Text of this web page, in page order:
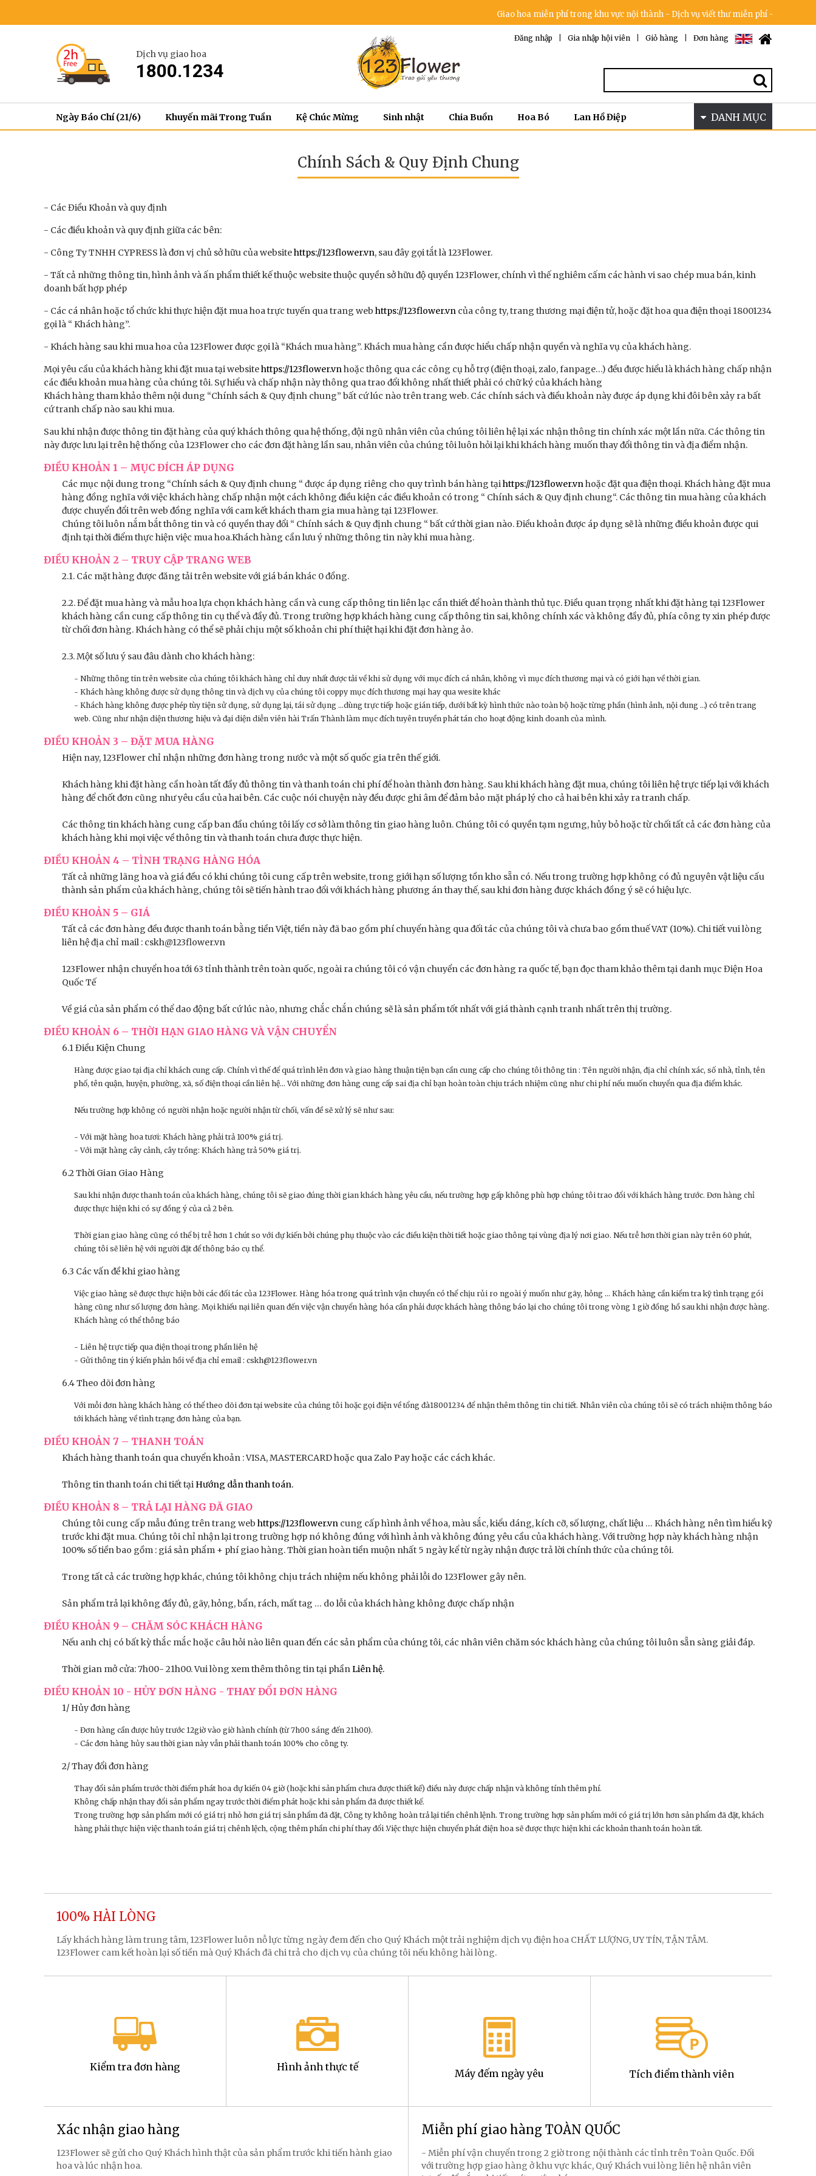
Giao hoa miễn phí trong khu vực nội thành - Dịch vụ viết thư miễn phí - Cam kết không
Dịch vụ giao hoa
1800.1234
Đơn hàng
Giỏ hàng
Gia nhập hội viên
Đăng nhập
Ngày Báo Chí (21/6) Khuyến mãi Trong Tuần Kệ Chúc Mừng Sinh nhật Chia Buồn Hoa Bó Lan Hồ Điệp DANH MỤC
Chính Sách & Quy Định Chung
- Các Điều Khoản và quy định
- Các điều khoản và quy định giữa các bên:
- Công Ty TNHH CYPRESS là đơn vị chủ sở hữu của websitehttps://123flower.vn, sau đây gọi tắt là 123Flower.
- Tất cả những thông tin, hình ảnh và ấn phẩm thiết kế thuộc website thuộc quyền sở hữu độ quyền 123Flower, chính vì thế nghiêm cấm các hành vi sao chép mua bán, kinh
doanh bất hợp phép
- Các cá nhân hoặc tổ chức khi thực hiện đặt mua hoa trực tuyến qua trang web https://123flower.vn của công ty, trang thương mại điện tử, hoặc đặt hoa qua điện thoại 18001234
gọi là “ Khách hàng”.
- Khách hàng sau khi mua hoa của 123Flower được gọi là “Khách mua hàng”. Khách mua hàng cần được hiểu chấp nhận quyền và nghĩa vụ của khách hàng.
Mọi yêu cầu của khách hàng khi đặt mua tại websitehttps://123flower.vnhoặc thông qua các công cụ hỗ trợ (điện thoại, zalo, fanpage…) đều được hiểu là khách hàng chấp nhận
các điều khoản mua hàng của chúng tôi. Sự hiểu và chấp nhận này thông qua trao đổi không nhất thiết phải có chữ ký của khách hàng
Khách hàng tham khảo thêm nội dung “Chính sách & Quy định chung” bất cứ lúc nào trên trang web. Các chính sách và điều khoản này được áp dụng khi đôi bên xảy ra bất
cứ tranh chấp nào sau khi mua.
Sau khi nhận được thông tin đặt hàng của quý khách thông qua hệ thống, đội ngũ nhân viên của chúng tôi liên hệ lại xác nhận thông tin chính xác một lần nữa. Các thông tin
này được lưu lại trên hệ thống của 123Flower cho các đơn đặt hàng lần sau, nhân viên của chúng tôi luôn hỏi lại khi khách hàng muốn thay đổi thông tin và địa điểm nhận.
ĐIỀU KHOẢN 1 – MỤC ĐÍCH ÁP DỤNG
Các mục nội dung trong “Chính sách & Quy định chung “ được áp dụng riêng cho quy trình bán hàng tạihttps://123flower.vnhoặc đặt qua điện thoại. Khách hàng đặt mua
hàng đồng nghĩa với việc khách hàng chấp nhận một cách không điều kiện các điều khoản có trong “ Chính sách & Quy định chung“. Các thông tin mua hàng của khách
được chuyển đổi trên web đồng nghĩa với cam kết khách tham gia mua hàng tại 123Flower.
Chúng tôi luôn nắm bắt thông tin và có quyền thay đổi “ Chính sách & Quy định chung “ bất cứ thời gian nào. Điều khoản được áp dụng sẽ là những điều khoản được qui
định tại thời điểm thực hiện việc mua hoa.Khách hàng cần lưu ý những thông tin này khi mua hàng.
ĐIỀU KHOẢN 2 – TRUY CẬP TRANG WEB
2.1. Các mặt hàng được đăng tải trên website với giá bán khác 0 đồng.
2.2. Để đặt mua hàng và mẫu hoa lựa chọn khách hàng cần và cung cấp thông tin liên lạc cần thiết để hoàn thành thủ tục. Điều quan trọng nhất khi đặt hàng tại 123Flower
khách hàng cần cung cấp thông tin cụ thể và đầy đủ. Trong trường hợp khách hàng cung cấp thông tin sai, không chính xác và không đầy đủ, phía công ty xin phép được
từ chối đơn hàng. Khách hàng có thể sẽ phải chịu một số khoản chi phí thiệt hại khi đặt đơn hàng ảo.
2.3. Một số lưu ý sau đâu dành cho khách hàng:
- Những thông tin trên website của chúng tôi khách hàng chỉ duy nhất được tải về khi sử dụng với mục đích cá nhân, không vì mục đích thương mại và có giới hạn về thời gian.
- Khách hàng không được sử dụng thông tin và dịch vụ của chúng tôi coppy mục đích thương mại hay qua wesite khác
- Khách hàng không được phép tùy tiện sử dụng, sử dụng lại, tái sử dụng …dùng trực tiếp hoặc gián tiếp, dưới bất kỳ hình thức nào toàn bộ hoặc từng phần (hình ảnh, nội dung …) có trên trang
web. Cũng như nhận diện thương hiệu và đại diện diễn viên hài Trấn Thành làm mục đích tuyên truyền phát tán cho hoạt động kinh doanh của mình.
ĐIỀU KHOẢN 3 – ĐẶT MUA HÀNG
Hiện nay, 123Flower chỉ nhận những đơn hàng trong nước và một số quốc gia trên thế giới.
Khách hàng khi đặt hàng cần hoàn tất đầy đủ thông tin và thanh toán chi phí để hoàn thành đơn hàng. Sau khi khách hàng đặt mua, chúng tôi liên hệ trực tiếp lại với khách
hàng để chốt đơn cũng như yêu cầu của hai bên. Các cuộc nói chuyện này đều được ghi âm để đảm bảo mặt pháp lý cho cả hai bên khi xảy ra tranh chấp.
Các thông tin khách hàng cung cấp ban đầu chúng tôi lấy cơ sở làm thông tin giao hàng luôn. Chúng tôi có quyền tạm ngưng, hủy bỏ hoặc từ chối tất cả các đơn hàng của
khách hàng khi mọi việc về thông tin và thanh toán chưa được thực hiện.
ĐIỀU KHOẢN 4 – TÌNH TRẠNG HÀNG HÓA
Tất cả những lãng hoa và giá đều có khi chúng tôi cung cấp trên website, trong giới hạn số lượng tồn kho sẵn có. Nếu trong trường hợp không có đủ nguyên vật liệu cấu
thành sản phẩm của khách hàng, chúng tôi sẽ tiến hành trao đổi với khách hàng phương án thay thế, sau khi đơn hàng được khách đồng ý sẽ có hiệu lực.
ĐIỀU KHOẢN 5 – GIÁ
Tất cả các đơn hàng đều được thanh toán bằng tiền Việt, tiền này đã bao gồm phí chuyển hàng qua đối tác của chúng tôi và chưa bao gồm thuế VAT (10%). Chi tiết vui lòng
liên hệ địa chỉ mail : cskh@123flower.vn
123Flower nhận chuyển hoa tới 63 tỉnh thành trên toàn quốc, ngoài ra chúng tôi có vận chuyển các đơn hàng ra quốc tế, bạn đọc tham khảo thêm tại danh mục Điện Hoa
Quốc Tế
Về giá của sản phẩm có thể dao động bất cứ lúc nào, nhưng chắc chắn chúng sẽ là sản phẩm tốt nhất với giá thành cạnh tranh nhất trên thị trường.
ĐIỀU KHOẢN 6 – THỜI HẠN GIAO HÀNG VÀ VẬN CHUYỂN
6.1 Điều Kiện Chung
Hàng được giao tại địa chỉ khách cung cấp. Chính vì thế để quá trình lên đơn và giao hàng thuận tiện bạn cần cung cấp cho chúng tôi thông tin : Tên người nhận, địa chỉ chính xác, số nhà, tỉnh, tên
phố, tên quận, huyện, phường, xã, số điện thoại cần liên hệ… Với những đơn hàng cung cấp sai địa chỉ bạn hoàn toàn chịu trách nhiệm cũng như chi phí nếu muốn chuyển qua địa điểm khác.
Nếu trường hợp không có người nhận hoặc người nhận từ chối, vấn đề sẽ xử lý sẽ như sau:
- Với mặt hàng hoa tươi: Khách hàng phải trả 100% giá trị.
- Với mặt hàng cây cảnh, cây trồng: Khách hàng trả 50% giá trị.
6.2 Thời Gian Giao Hàng
Sau khi nhận được thanh toán của khách hàng, chúng tôi sẽ giao đúng thời gian khách hàng yêu cầu, nếu trường hợp gấp không phù hợp chúng tôi trao đổi với khách hàng trước. Đơn hàng chỉ
được thực hiện khi có sự đồng ý của cả 2 bên.
Thời gian giao hàng cũng có thể bị trễ hơn 1 chút so với dự kiến bởi chúng phụ thuộc vào các điều kiện thời tiết hoặc giao thông tại vùng địa lý nơi giao. Nếu trễ hơn thời gian này trên 60 phút,
chúng tôi sẽ liên hệ với người đặt để thông báo cụ thể.
6.3 Các vấn đề khi giao hàng
Việc giao hàng sẽ được thực hiện bởi các đối tác của 123Flower. Hàng hóa trong quá trình vận chuyển có thể chịu rủi ro ngoài ý muốn như gãy, hỏng … Khách hàng cần kiểm tra kỹ tình trạng gói
hàng cũng như số lượng đơn hàng. Mọi khiếu nại liên quan đến việc vận chuyển hàng hóa cần phải được khách hàng thông báo lại cho chúng tôi trong vòng 1 giờ đồng hồ sau khi nhận được hàng.
Khách hàng có thể thông báo
- Liên hệ trực tiếp qua điện thoại trong phần liên hệ
- Gửi thông tin ý kiến phản hồi về địa chỉ email : cskh@123flower.vn
6.4 Theo dõi đơn hàng
Với mỗi đơn hàng khách hàng có thể theo dõi đơn tại website của chúng tôi hoặc gọi điện về tổng đà18001234 để nhận thêm thông tin chi tiết. Nhân viên của chúng tôi sẽ có trách nhiệm thông báo
tới khách hàng về tình trạng đơn hàng của bạn.
ĐIỀU KHOẢN 7 – THANH TOÁN
Khách hàng thanh toán qua chuyển khoản : VISA, MASTERCARD hoặc qua Zalo Pay hoặc các cách khác.
Thông tin thanh toán chi tiết tại Hướng dẫn thanh toán.
ĐIỀU KHOẢN 8 – TRẢ LẠI HÀNG ĐÃ GIAO
Chúng tôi cung cấp mẫu đúng trên trang web https://123flower.vn cung cấp hình ảnh về hoa, màu sắc, kiểu dáng, kích cỡ, số lượng, chất liệu … Khách hàng nên tìm hiểu kỹ
trước khi đặt mua. Chúng tôi chỉ nhận lại trong trường hợp nó không đúng với hình ảnh và không đúng yêu cầu của khách hàng. Với trường hợp này khách hàng nhận
100% số tiền bao gồm : giá sản phẩm + phí giao hàng. Thời gian hoàn tiền muộn nhất 5 ngày kể từ ngày nhận được trả lời chính thức của chúng tôi.
Trong tất cả các trường hợp khác, chúng tôi không chịu trách nhiệm nếu không phải lỗi do 123Flower gây nên.
Sản phẩm trả lại không đầy đủ, gãy, hỏng, bẩn, rách, mất tag … do lỗi của khách hàng không được chấp nhận
ĐIỀU KHOẢN 9 – CHĂM SÓC KHÁCH HÀNG
Nếu anh chị có bất kỳ thắc mắc hoặc câu hỏi nào liên quan đến các sản phẩm của chúng tôi, các nhân viên chăm sóc khách hàng của chúng tôi luôn sẵn sàng giải đáp.
Thời gian mở cửa: 7h00- 21h00. Vui lòng xem thêm thông tin tại phầnLiên hệ.
ĐIỀU KHOẢN 10 - HỦY ĐƠN HÀNG - THAY ĐỔI ĐƠN HÀNG
1/ Hủy đơn hàng
- Đơn hàng cần được hủy trước 12giờ vào giờ hành chính (từ 7h00 sáng đến 21h00).
- Các đơn hàng hủy sau thời gian này vẫn phải thanh toán 100% cho công ty.
2/ Thay đổi đơn hàng
Thay đổi sản phẩm trước thời điểm phát hoa dự kiến 04 giờ (hoặc khi sản phẩm chưa được thiết kế) điều này được chấp nhận và không tính thêm phí.
Không chấp nhận thay đổi sản phẩm ngay trước thời điểm phát hoặc khi sản phẩm đã được thiết kế.
Trong trường hợp sản phẩm mới có giá trị nhỏ hơn giá trị sản phẩm đã đặt, Công ty không hoàn trả lại tiền chênh lệnh. Trong trường hợp sản phẩm mới có giá trị lớn hơn sản phẩm đã đặt, khách
hàng phải thực hiện việc thanh toán giá trị chênh lệch, cộng thêm phần chi phí thay đổi .Việc thực hiện chuyển phát điện hoa sẽ được thực hiện khi các khoản thanh toán hoàn tất.
100% HÀI LÒNG
Lấy khách hàng làm trung tâm, 123Flower luôn nỗ lực từng ngày đem đến cho Quý Khách một trải nghiệm dịch vụ điện hoa CHẤT LƯỢNG, UY TÍN, TẬN TÂM.
123Flower cam kết hoàn lại số tiền mà Quý Khách đã chi trả cho dịch vụ của chúng tôi nếu không hài lòng.
Kiểm tra đơn hàng Hình ảnh thực tế
Máy đếm ngày yêu Tích điểm thành viên
Xác nhận giao hàng
123Flower sẽ gửi cho Quý Khách hình thật của sản phẩm trước khi tiến hành giao
hoa và lúc nhận hoa.
Miễn phí giao hàng TOÀN QUỐC
- Miễn phí vận chuyển trong 2 giờ trong nội thành các tỉnh trên Toàn Quốc. Đối
với trường hợp giao hàng ở khu vực khác, Quý Khách vui lòng liên hệ nhân viên